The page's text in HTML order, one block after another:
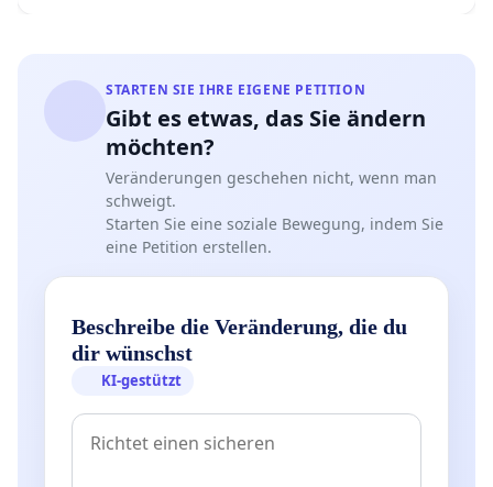
STARTEN SIE IHRE EIGENE PETITION
Gibt es etwas, das Sie ändern
möchten?
Veränderungen geschehen nicht, wenn man
schweigt.
Starten Sie eine soziale Bewegung, indem Sie
eine Petition erstellen.
Beschreibe die Veränderung, die du
dir wünschst
KI-gestützt